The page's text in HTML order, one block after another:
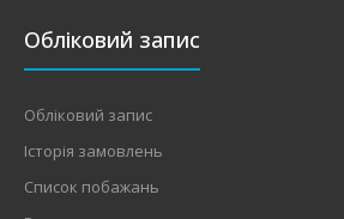
Обліковий запис
Обліковий запис
Історія замовлень
Список побажань